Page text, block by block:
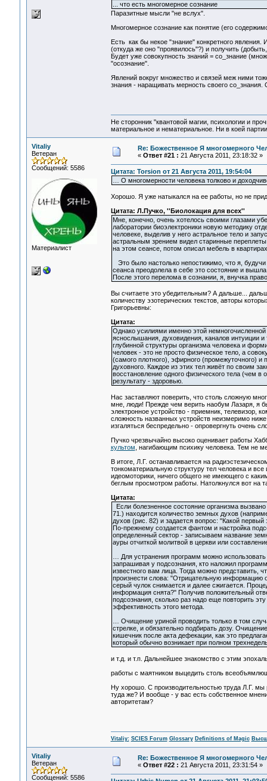
... что есть многомерное сознание
Паразитные мысли "не вслух".
Многомерное сознание как понятие (его
Есть как бы некое "знание" конкретного
(откуда же оно "проявилось"?) и получить
Будет уже совокупность знаний = со_знание
"осознание".
Явлений вокруг множество и связей меж ними
знания - наращивать мерность своего
Не сторонник "квантовой магии, психологии и
материальное и нематериальное. Ни в коей
Vitaliy
Ветеран
Сообщений: 5586
Материалист
Re: Божественное Я многомерного
« Ответ #21 : 21 Августа 2011, 23:18:32 »
Цитата: Torsion от 21 Августа 2011, 19:54:04
… О многомерности человека толково и
Хорошо. Я уже натыкался на ее работы, но не
Цитата: Л.Пучко, ''Биолокация для всех''
Мне, конечно, очень хотелось своими глазами
лаборатории биоэлектроники новую методику
человеке, выделив у него астральное тело и
астральным зрением видел старинные
на этом сеансе, потом описал мебель в
Это было настолько непостижимо, что я,
сеанса преодолела в себе это состояние и
После этого перелома в сознании, я, внучка
Вы считаете это убедительным? А дальше...
количеству эзотерических текстов, авторы
Григорьевны:
Цитата:
Однако усилиями именно этой
яснослышания, духовидения, каналов интуиции и
глубинной структуры организма человека и
человек - это не просто физическое тело, а
(самого плотного), эфирного (промежуточного) и
духовного. Каждое из этих тел живёт по своим
восстановление одного физического тела (чем
результату - здоровью.
Нас заставляют поверить, что столь сложную
мне, люди! Прежде чем верить наобум Лазаря, я
электронное устройство - приемник, телевизор,
сложность названных устройств неизмеримо
изгаляться беспредельно - опровергнуть очень
Пучко чрезвычайно высоко оценивает работы
культом , нагибающим психику человека. Тем не
В итоге, Л.Г. останавливается на
тонкоматериальную структуру тел человека и
идеомоторики, ничего общего не имеющего с
беглым просмотром работы. Натолкнулся вот на
Цитата:
Если болезненное состояние организма
71.) находится количество земных духов
духов (рис. 82) и задается вопрос: "Какой
По-прежнему создается фантом и настройка
определенный сектор - записываем название
ауры отчиткой молитвой в церкви или
… Для устранения программ можно
запрашивая у подсознания, кто наложил
известного вам лица. Тогда можно представить,
произнести слова: "Отрицательную информацию
серый чулок снимается и далее сжигается.
информация снята?" Получив положительный
подсознания, сколько раз надо еще повторить
эффективность этого метода.
… Очищение уриной проводить только в том
стрелке, и обязательно подбирать дозу.
кишечник после акта дефекации, как это
который обычно возникает при полном
и т.д. и т.п. Дальнейшее знакомство с этим
работы с маятником выцедить столь
Ну хорошо. С производительностью труда Л.Г.
туда же? И вообще - у вас есть собственное
авторитетам?
Vitaliy: SCIES Forum Glossary Definitions of Magic
Vitaliy
Ветеран
Сообщений: 5586
Re: Божественное Я многомерного
« Ответ #22 : 21 Августа 2011, 23:31:54 »